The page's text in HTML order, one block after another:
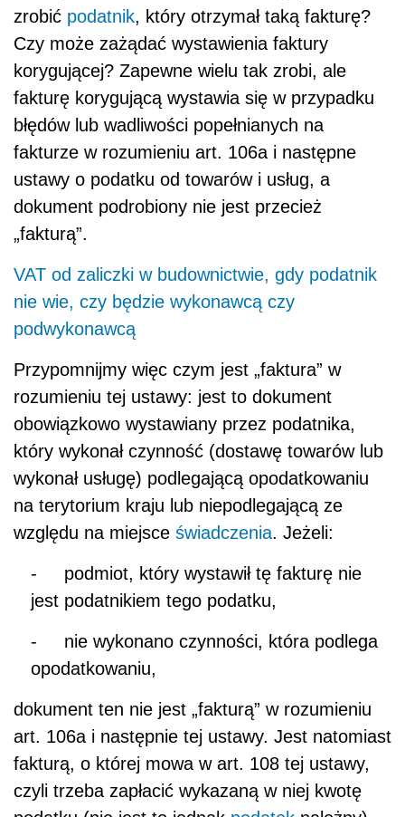
zrobić podatnik, który otrzymał taką fakturę?
Czy może zażądać wystawienia faktury
korygującej? Zapewne wielu tak zrobi, ale
fakturę korygującą wystawia się w przypadku
błędów lub wadliwości popełnianych na
fakturze w rozumieniu art. 106a i następne
ustawy o podatku od towarów i usług, a
dokument podrobiony nie jest przecież
„fakturą”.
VAT od zaliczki w budownictwie, gdy podatnik
nie wie, czy będzie wykonawcą czy
podwykonawcą
Przypomnijmy więc czym jest „faktura” w
rozumieniu tej ustawy: jest to dokument
obowiązkowo wystawiany przez podatnika,
który wykonał czynność (dostawę towarów lub
wykonał usługę) podlegającą opodatkowaniu
na terytorium kraju lub niepodlegającą ze
względu na miejsce świadczenia. Jeżeli:
- podmiot, który wystawił tę fakturę nie
jest podatnikiem tego podatku,
- nie wykonano czynności, która podlega
opodatkowaniu,
dokument ten nie jest „fakturą” w rozumieniu
art. 106a i następnie tej ustawy. Jest natomiast
fakturą, o której mowa w art. 108 tej ustawy,
czyli trzeba zapłacić wykazaną w niej kwotę